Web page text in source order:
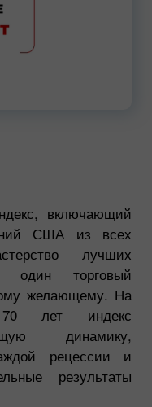
включающий
США из всех
лучших
один торговый
желающему. На
70 лет индекс
динамику,
рецессии и
результаты